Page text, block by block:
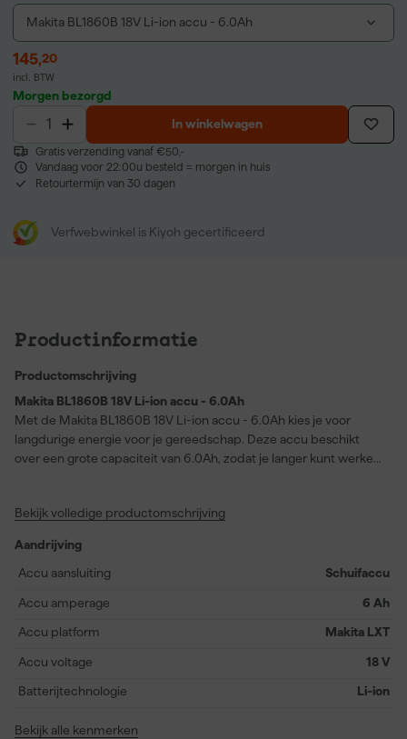
Makita BL1860B 18V Li-ion accu - 6.0Ah
145,20
incl. BTW
Morgen bezorgd
In winkelwagen
Gratis verzending vanaf €50,-
Vandaag voor 22:00u besteld = morgen in huis
Retourtermijn van 30 dagen
Verfwebwinkel is Kiyoh gecertificeerd
Productinformatie
Productomschrijving
Makita BL1860B 18V Li-ion accu - 6.0Ah
Met de Makita BL1860B 18V Li-ion accu - 6.0Ah kies je voor
langdurige energie voor je gereedschap. Deze accu beschikt
over een grote capaciteit van 6.0Ah, zodat je langer kunt werken
prestaties, en is de accu aanzienlijk lichter dan traditionele
Makita machines, waaronder de DFN350RTJ, DTD171
TJAR/ZAR/ZJ, DTD172RTJ/Z/ZJ en DVC260Z, DVC860LPMX,
DVC861LPTX/LZ. Het slimme ontwerp met geïntegreerde
beveiliging beschermt tegen overbelasting, oververhitting en
gereedschap wordt verlengd. Perfect voor wie flexibiliteit en
betrouwbaarheid zoekt bij het werken met Makita-apparatuur.
Bekijk volledige productomschrijving
Aandrijving
Accu aansluiting
Schuifaccu
Accu amperage 6 Ah
Accu platform Makita LXT
Accu voltage 18 V
Batterijtechnologie Li-ion
Bekijk alle kenmerken